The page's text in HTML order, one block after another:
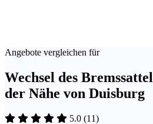
Angebote vergleichen für
Wechsel des
der Nähe von Duisburg
5.0 (11)